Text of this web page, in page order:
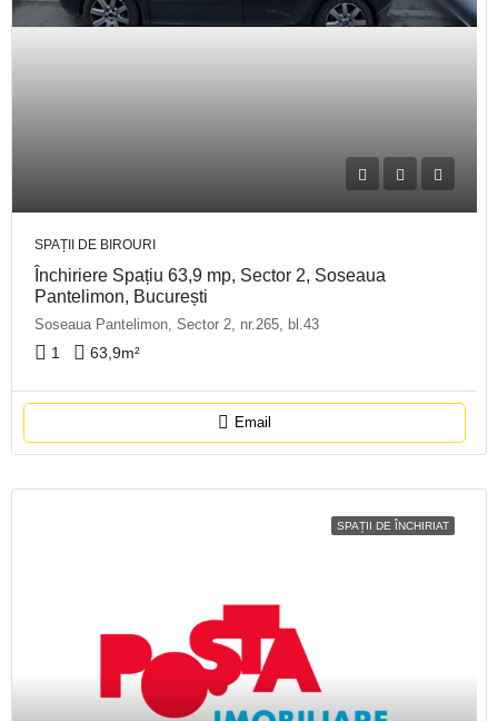
SPAȚII DE BIROURI
Închiriere Spațiu 63,9 mp, Sector 2, Soseaua
Pantelimon, București
Soseaua Pantelimon, Sector 2, nr.265, bl.43
1 63,9m²
Email
SPAȚII DE ÎNCHIRIAT